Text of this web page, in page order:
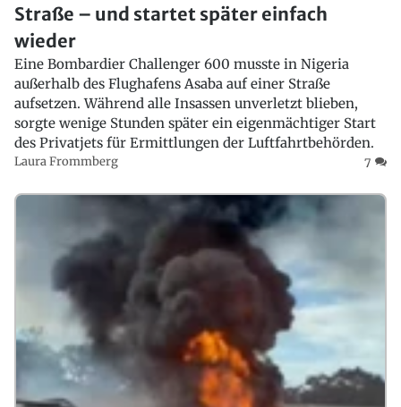
Straße – und startet später einfach
wieder
Eine Bombardier Challenger 600 musste in Nigeria
außerhalb des Flughafens Asaba auf einer Straße
aufsetzen. Während alle Insassen unverletzt blieben,
sorgte wenige Stunden später ein eigenmächtiger Start
des Privatjets für Ermittlungen der Luftfahrtbehörden.
Laura Frommberg 7